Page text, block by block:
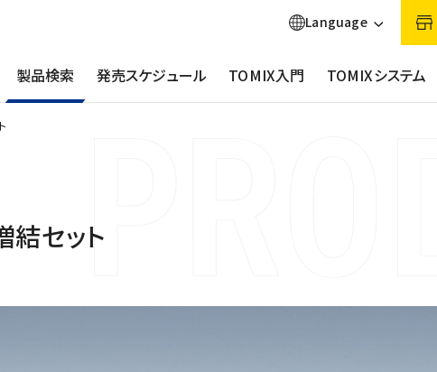
製品検索 発売スケジュール TOMIX入門 TOMIXシステム
Language
セット